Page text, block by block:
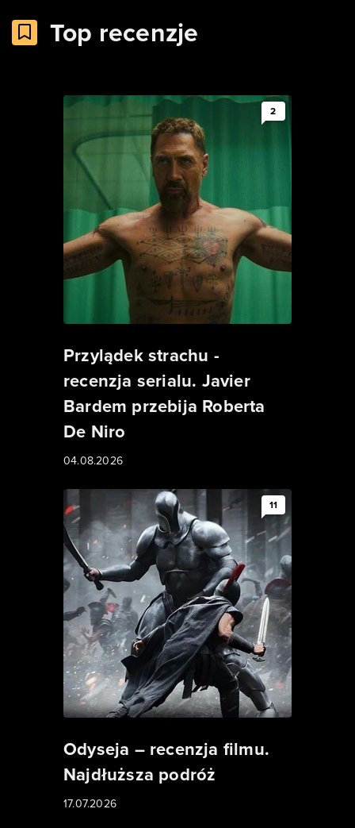
Top recenzje
2
Przylądek strachu -
recenzja serialu. Javier
Bardem przebija Roberta
De Niro
04.08.2026
11
Odyseja – recenzja filmu.
Najdłuższa podróż
17.07.2026